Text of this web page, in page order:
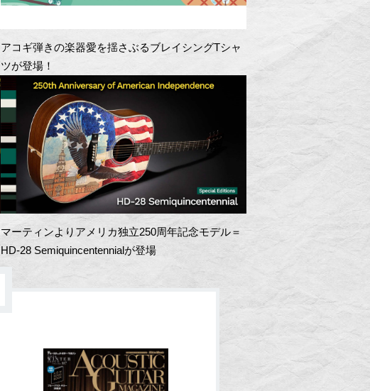
アコギ弾きの楽器愛を揺さぶるブレイシングTシャ
ツが登場！
マーティンよりアメリカ独立250周年記念モデル＝
HD-28 Semiquincentennialが登場